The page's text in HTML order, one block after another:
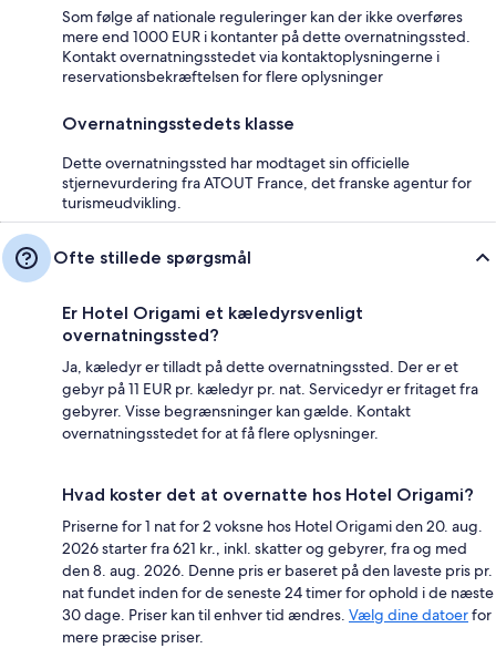
Som følge af nationale reguleringer kan der ikke overføres
mere end 1000 EUR i kontanter på dette overnatningssted.
Kontakt overnatningsstedet via kontaktoplysningerne i
reservationsbekræftelsen for flere oplysninger
Overnatningsstedets klasse
Dette overnatningssted har modtaget sin officielle
stjernevurdering fra ATOUT France, det franske agentur for
turismeudvikling.
Ofte stillede spørgsmål
Er Hotel Origami et kæledyrsvenligt
overnatningssted?
Ja, kæledyr er tilladt på dette overnatningssted. Der er et
gebyr på 11 EUR pr. kæledyr pr. nat. Servicedyr er fritaget fra
gebyrer. Visse begrænsninger kan gælde. Kontakt
overnatningsstedet for at få flere oplysninger.
Hvad koster det at overnatte hos Hotel Origami?
Priserne for 1 nat for 2 voksne hos Hotel Origami den 20. aug.
2026 starter fra 621 kr., inkl. skatter og gebyrer, fra og med
den 8. aug. 2026. Denne pris er baseret på den laveste pris pr.
nat fundet inden for de seneste 24 timer for ophold i de næste
30 dage. Priser kan til enhver tid ændres. Vælg dine datoerfor
mere præcise priser.